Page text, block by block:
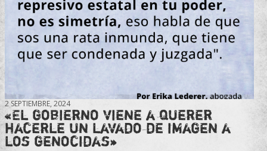
2 SEPTIEMBRE, 2024
«El gobierno viene a querer
hacerle un lavado de imagen a
los genocidas»